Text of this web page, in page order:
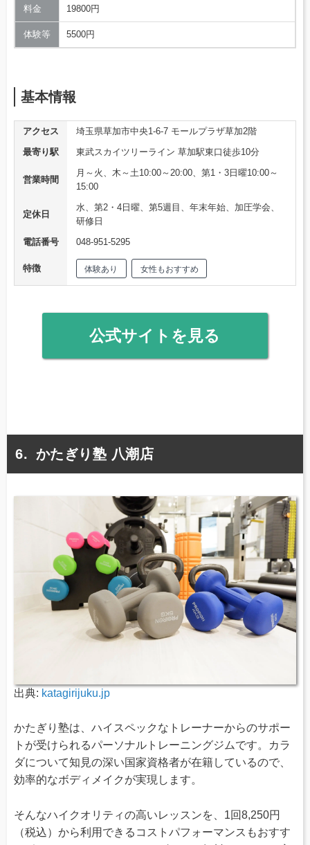
料金 19800円
体験等 5500円
基本情報
アクセス
埼玉県草加市中央1-6-7 モールプラザ草加2階
最寄り駅
東武スカイツリーライン 草加駅東口徒歩10分
営業時間
月～火、木～土10:00～20:00、第1・3日曜10:00～
15:00
定休日
水、第2・4日曜、第5週目、年末年始、加圧学会、
研修日
電話番号
048-951-5295
特徴 体験あり 女性もおすすめ
公式サイトを見る
かたぎり塾 八潮店
出典: katagirijuku.jp
かたぎり塾は、ハイスペックなトレーナーからのサポー
トが受けられるパーソナルトレーニングジムです。カラ
ダについて知見の深い国家資格者が在籍しているので、
効率的なボディメイクが実現します。
そんなハイクオリティの高いレッスンを、1回8,250円
（税込）から利用できるコストパフォーマンスもおすす